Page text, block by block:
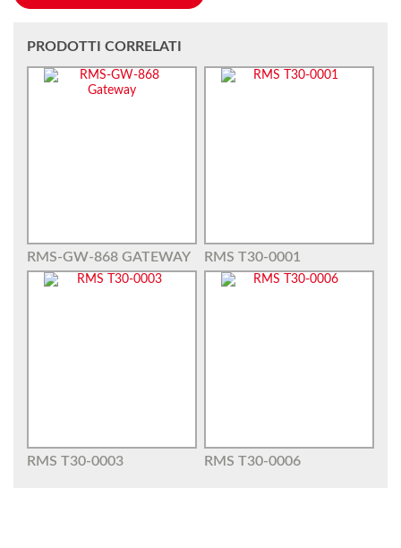
PRODOTTI CORRELATI
RMS-GW-868 GATEWAY RMS T30-0001
RMS T30-0003 RMS T30-0006